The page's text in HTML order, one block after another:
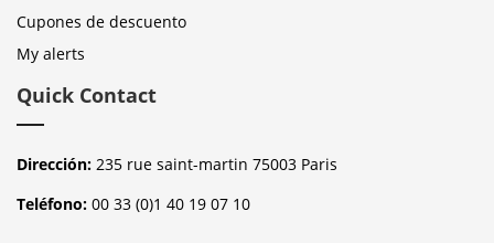
Cupones de descuento
My alerts
Quick Contact
Dirección: 235 rue saint-martin 75003 Paris
Teléfono: 00 33 (0)1 40 19 07 10